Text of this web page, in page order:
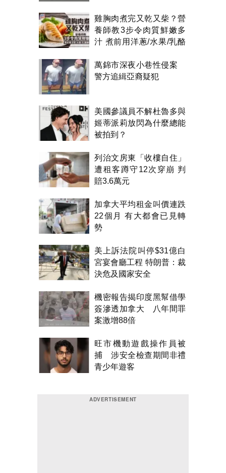
雞胸肉煮完又乾又柴？營
養師教3步令肉質鮮嫩多
汁 煮前用洋蔥/水果/乳酪
萬錦市深夜小巷性侵案
警方追緝亞裔疑犯
美國參議員不解杜魯多與
姬蒂派莉放閃為什麼總能
被拍到？
列治文房東「收樓自住」
遭租客蹲守12次穿崩 判
賠3.6萬元
加拿大平均租金叫價連跌
22個月 有大都會已見轉
勢
美上訴法院叫停$31億白
宮宴會廳工程 特朗普：裁
決危及國家安全
機密報告揭印度黑幫借學
簽滲透加拿大 八年間罪
案激增88倍
旺市機動遊戲操作員被
捕 涉安全檢查期間非禮
青少年遊客